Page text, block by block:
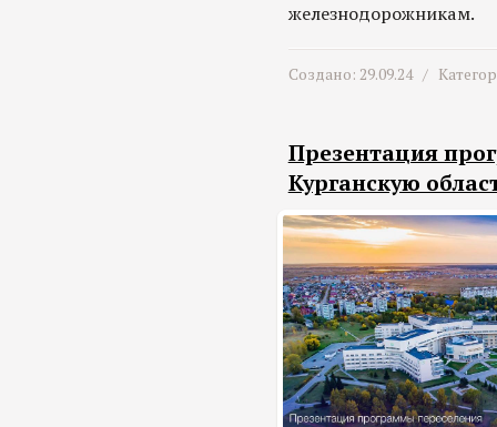
железнодорожникам.
Создано: 29.09.24 /
Презентация
Курганскую